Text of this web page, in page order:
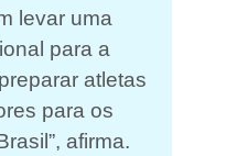
levar uma
para a
atletas
para os
afirma.